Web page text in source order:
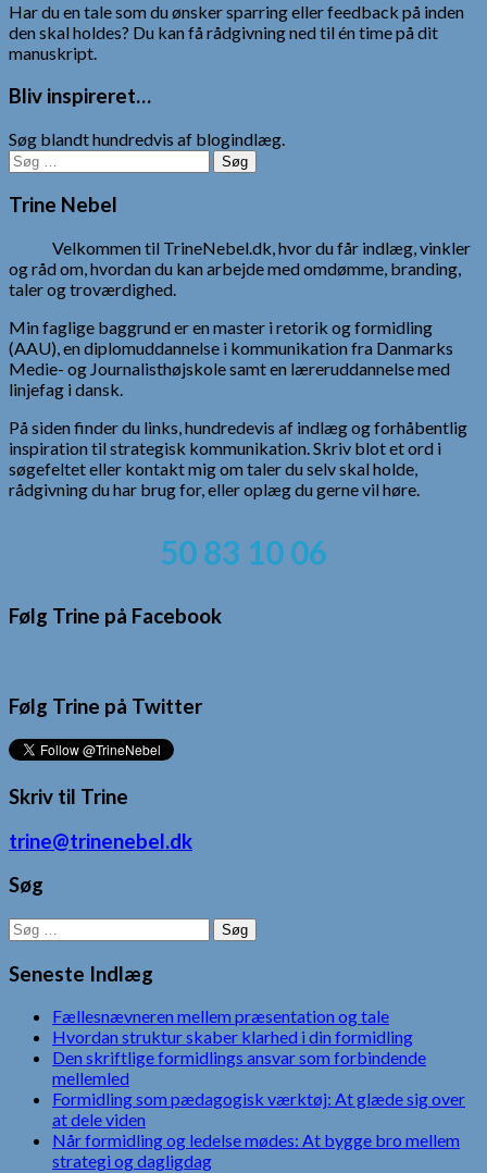
Har du en tale som du ønsker sparring eller feedback på inden
den skal holdes? Du kan få rådgivning ned til én time på dit
manuskript.
Bliv inspireret…
Søg blandt hundredvis af blogindlæg.
Søg
efter:
Trine Nebel
Velkommen til TrineNebel.dk, hvor du får indlæg, vinkler
og råd om, hvordan du kan arbejde med omdømme, branding,
taler og troværdighed.
Min faglige baggrund er en master i retorik og formidling
(AAU), en diplomuddannelse i kommunikation fra Danmarks
Medie- og Journalisthøjskole samt en læreruddannelse med
linjefag i dansk.
På siden finder du links, hundredevis af indlæg og forhåbentlig
inspiration til strategisk kommunikation. Skriv blot et ord i
søgefeltet eller kontakt mig om taler du selv skal holde,
rådgivning du har brug for, eller oplæg du gerne vil høre.
50 83 10 06
Følg Trine på Facebook
Følg Trine på Twitter
Skriv til Trine
trine@trinenebel.dk
Søg
Søg
efter:
Seneste Indlæg
Fællesnævneren mellem præsentation og tale
Hvordan struktur skaber klarhed i din formidling
Den skriftlige formidlings ansvar som forbindende
mellemled
Formidling som pædagogisk værktøj: At glæde sig over
at dele viden
Når formidling og ledelse mødes: At bygge bro mellem
strategi og dagligdag